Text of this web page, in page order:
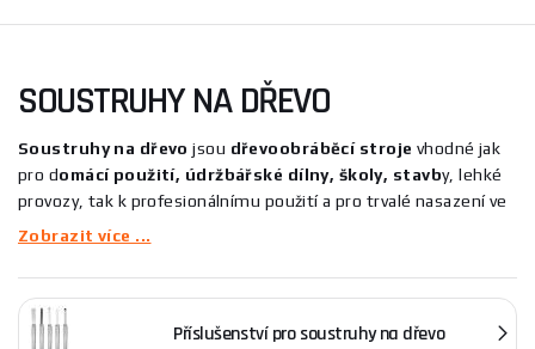
SOUSTRUHY NA DŘEVO
Soustruhy na dřevo jsou dřevoobráběcí stroje vhodné jak
pro domácí použití, údržbářské dílny, školy, stavby, lehké
provozy, tak k profesionálnímu použití a pro trvalé nasazení ve
výrobě. Jsou určeny pro běžné soustružení rotačních, válcových,
soustruhemdodáte svýmdřevěným výrobkůmnevšední
eleganci - například soustružené nohy stolů a židlí, vždy
zaujmou na první pohled.
Zobrazit více ...
Příslušenství pro soustruhy na dřevo